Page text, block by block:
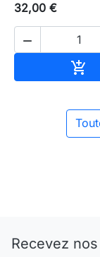
32,00 €


Recevez